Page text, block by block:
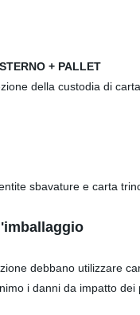
+ PALLET
della custodia di
sbavature e carta
debbano utilizzare
i danni da impatto